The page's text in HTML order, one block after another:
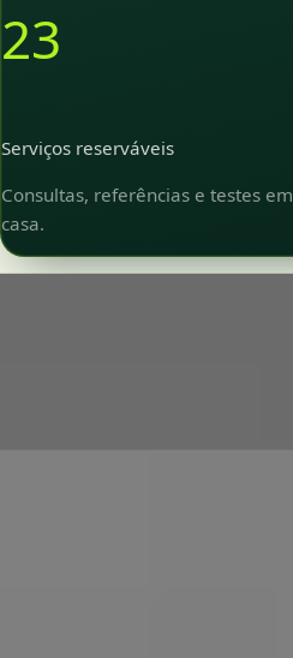
23
Serviços reserváveis
Consultas, referências e testes em
casa.